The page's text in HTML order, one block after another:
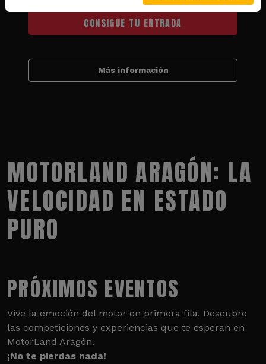
CONSIGUE TU ENTRADA
Más información
MOTORLAND ARAGÓN: LA
VELOCIDAD EN ESTADO
PURO
PRÓXIMOS EVENTOS
Vive la emoción del motor en primera fila. Descubre
las competiciones y experiencias que te esperan en
MotorLand Aragón.
¡No te pierdas nada!